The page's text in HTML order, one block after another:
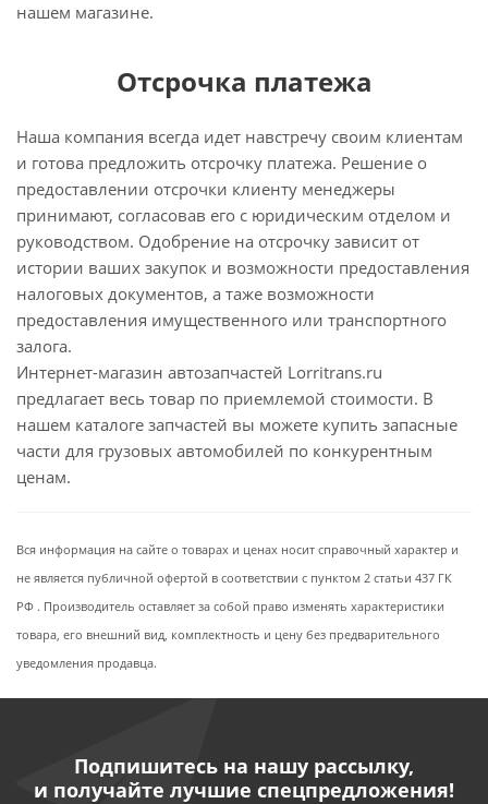
нашем магазине.
Отсрочка платежа
Наша компания всегда идет навстречу своим клиентам
и готова предложить отсрочку платежа. Решение о
предоставлении отсрочки клиенту менеджеры
принимают, согласовав его с юридическим отделом и
руководством. Одобрение на отсрочку зависит от
истории ваших закупок и возможности предоставления
налоговых документов, а таже возможности
предоставления имущественного или транспортного
залога.
Интернет-магазин автозапчастей Lorritrans.ru
предлагает весь товар по приемлемой стоимости. В
нашем каталоге запчастей вы можете купить запасные
части для грузовых автомобилей по конкурентным
ценам.
Вся информация на сайте о товарах и ценах носит справочный характер и
не является публичной офертой в соответствии с пунктом 2 статьи 437 ГК
РФ . Производитель оставляет за собой право изменять характеристики
товара, его внешний вид, комплектность и цену без предварительного
уведомления продавца.
Подпишитесь на нашу рассылку,
и получайте лучшие спецпредложения!